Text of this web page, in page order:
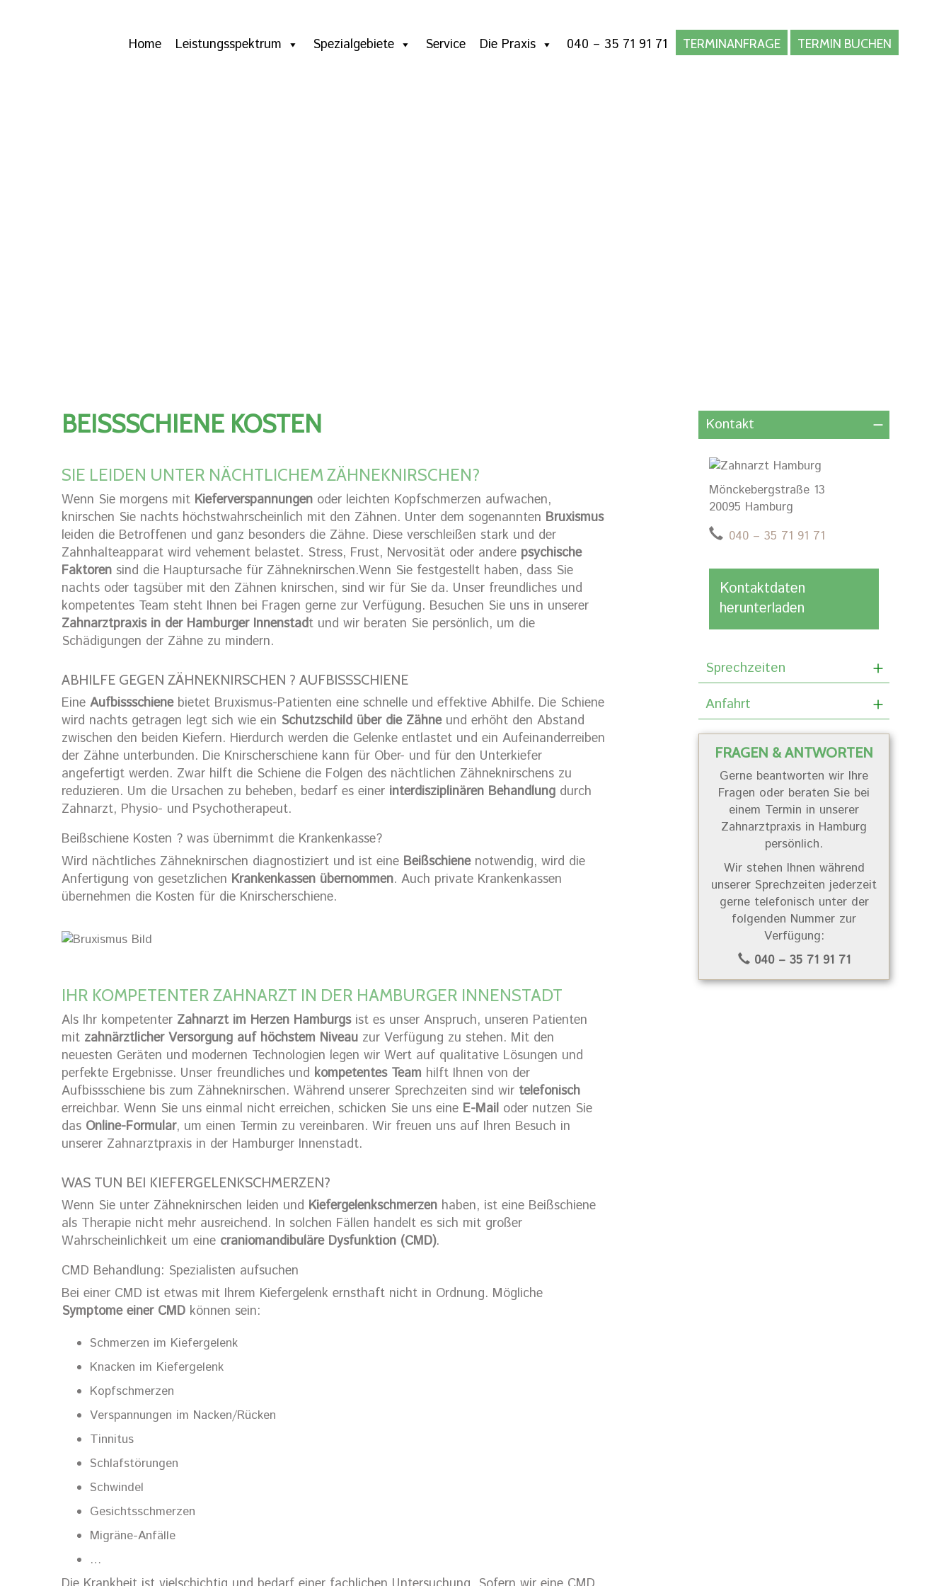
Home Leistungsspektrum Spezialgebiete Service Die Praxis 040 – 35 71 91 71 TERMINANFRAGE TERMIN BUCHEN
BEISSSCHIENE KOSTEN
SIE LEIDEN UNTER NÄCHTLICHEM ZÄHNEKNIRSCHEN?
Wenn Sie morgens mit Kieferverspannungen oder leichten Kopfschmerzen aufwachen,
knirschen Sie nachts höchstwahrscheinlich mit den Zähnen. Unter dem sogenannten Bruxismus
leiden die Betroffenen und ganz besonders die Zähne. Diese verschleißen stark und der
Zahnhalteapparat wird vehement belastet. Stress, Frust, Nervosität oder andere psychische
Faktoren sind die Hauptursache für Zähneknirschen.Wenn Sie festgestellt haben, dass Sie
nachts oder tagsüber mit den Zähnen knirschen, sind wir für Sie da. Unser freundliches und
kompetentes Team steht Ihnen bei Fragen gerne zur Verfügung. Besuchen Sie uns in unserer
Zahnarztpraxis in der Hamburger Innenstadt und wir beraten Sie persönlich, um die
Schädigungen der Zähne zu mindern.
ABHILFE GEGEN ZÄHNEKNIRSCHEN ? AUFBISSSCHIENE
Eine Aufbissschienebietet Bruxismus-Patienten eine schnelle und effektive Abhilfe. Die Schiene
wird nachts getragen legt sich wie ein Schutzschild über die Zähneund erhöht den Abstand
zwischen den beiden Kiefern. Hierdurch werden die Gelenke entlastet und ein Aufeinanderreiben
der Zähne unterbunden. Die Knirscherschiene kann für Ober- und für den Unterkiefer
angefertigt werden. Zwar hilft die Schiene die Folgen des nächtlichen Zähneknirschens zu
reduzieren. Um die Ursachen zu beheben, bedarf es einer interdisziplinären Behandlung durch
Zahnarzt, Physio- und Psychotherapeut.
Beißschiene Kosten ? was übernimmt die Krankenkasse?
Wird nächtliches Zähneknirschen diagnostiziert und ist eine Beißschienenotwendig, wird die
Anfertigung von gesetzlichen Krankenkassen übernommen. Auch private Krankenkassen
übernehmen die Kosten für die Knirscherschiene.
IHR KOMPETENTER ZAHNARZT IN DER HAMBURGER INNENSTADT
Als Ihr kompetenter Zahnarzt im Herzen Hamburgsist es unser Anspruch, unseren Patienten
mit zahnärztlicher Versorgung auf höchstem Niveau zur Verfügung zu stehen. Mit den
neuesten Geräten und modernen Technologien legen wir Wert auf qualitative Lösungen und
perfekte Ergebnisse. Unser freundliches und kompetentes Team hilft Ihnen von der
Aufbissschiene bis zum Zähneknirschen. Während unserer Sprechzeiten sind wir telefonisch
erreichbar. Wenn Sie uns einmal nicht erreichen, schicken Sie uns eine E-Mail oder nutzen Sie
das Online-Formular, um einen Termin zu vereinbaren. Wir freuen uns auf Ihren Besuch in
unserer Zahnarztpraxis in der Hamburger Innenstadt.
WAS TUN BEI KIEFERGELENKSCHMERZEN?
Wenn Sie unter Zähneknirschen leiden und Kiefergelenkschmerzen haben, ist eine Beißschiene
als Therapie nicht mehr ausreichend. In solchen Fällen handelt es sich mit großer
Wahrscheinlichkeit um eine craniomandibuläre Dysfunktion (CMD).
CMD Behandlung: Spezialisten aufsuchen
Bei einer CMD ist etwas mit Ihrem Kiefergelenk ernsthaft nicht in Ordnung. Mögliche
Symptome einer CMD können sein:
Schmerzen im Kiefergelenk
Knacken im Kiefergelenk
Kopfschmerzen
Verspannungen im Nacken/Rücken
Tinnitus
Schlafstörungen
Schwindel
Gesichtsschmerzen
Migräne-Anfälle
…
Kontakt
Mönckebergstraße 13
20095 Hamburg
040 – 35 71 91 71
Kontaktdaten
herunterladen
Sprechzeiten
Anfahrt
FRAGEN & ANTWORTEN
Gerne beantworten wir Ihre
Fragen oder beraten Sie bei
einem Termin in unserer
Zahnarztpraxis in Hamburg
persönlich.
Wir stehen Ihnen während
unserer Sprechzeiten jederzeit
gerne telefonisch unter der
folgenden Nummer zur
Verfügung:
040 – 35 71 91 71